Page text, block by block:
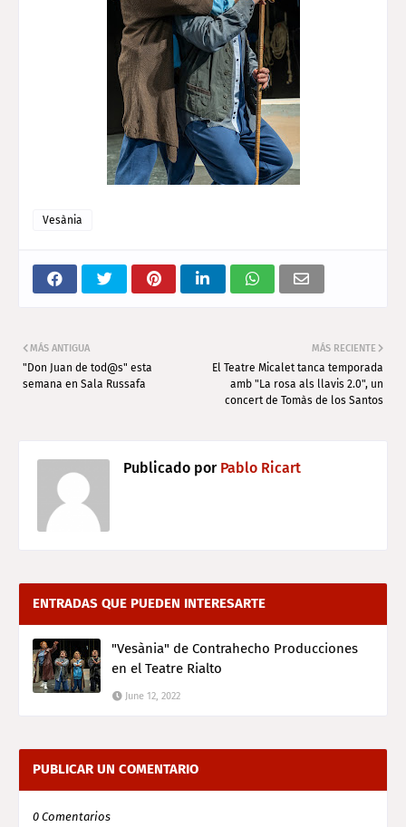
Vesània
MÁS RECIENTE
El Teatre Micalet tanca temporada
amb "La rosa als llavis 2.0", un
concert de Tomàs de los Santos
MÁS ANTIGUA
"Don Juan de tod@s" esta
semana en Sala Russafa
Publicado porPablo Ricart
ENTRADAS QUE PUEDEN INTERESARTE
"Vesània" de Contrahecho Producciones
en el Teatre Rialto
June 12, 2022
PUBLICAR UN COMENTARIO
0 Comentarios